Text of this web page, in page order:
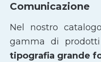
Comunicazione
Nel nostro
gamma di
tipografia grande